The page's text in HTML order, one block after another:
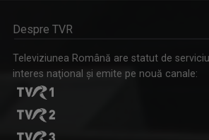
Despre TVR
Televiziunea Română are statut de
interes naţional şi emite pe nouă canale: